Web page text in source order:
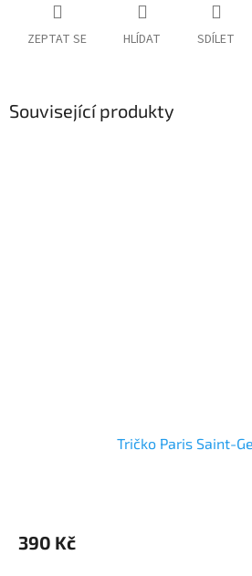
ZEPTAT SE HLÍDAT SDÍLET
Související produkty
Tričko Paris Saint-
produktu
je
390 Kč